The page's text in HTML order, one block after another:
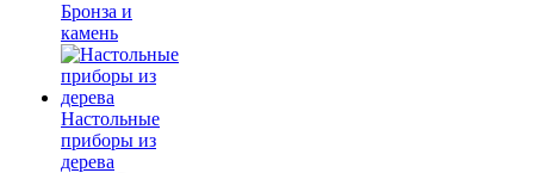
Бронза и
камень
Настольные
приборы из
дерева